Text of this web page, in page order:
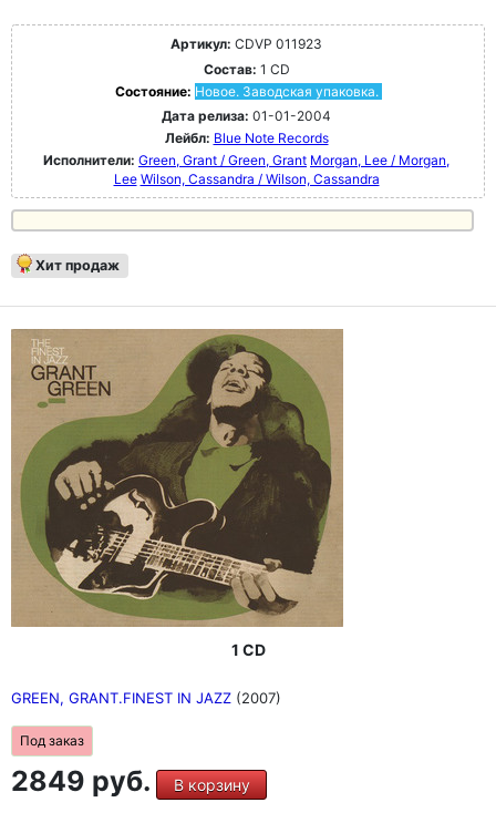
Артикул: CDVP 011923
Состав: 1 CD
Состояние: Новое. Заводская упаковка.
Дата релиза: 01-01-2004
Лейбл: Blue Note Records
Исполнители: Green, Grant / Green, Grant Morgan, Lee / Morgan,
Lee Wilson, Cassandra / Wilson, Cassandra
Хит продаж
1 CD
GREEN, GRANT.FINEST IN JAZZ (2007)
Под заказ
2849 руб. В корзину